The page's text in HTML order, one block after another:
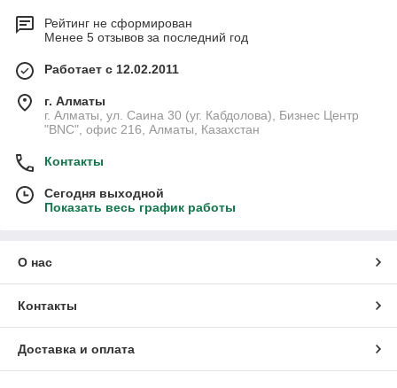
Рейтинг не сформирован
Менее 5 отзывов за последний год
Работает с 12.02.2011
г. Алматы
г. Алматы, ул. Саина 30 (уг. Кабдолова), Бизнес Центр
"BNC", офис 216, Алматы, Казахстан
Контакты
Сегодня выходной
Показать весь график работы
О нас
Контакты
Доставка и оплата